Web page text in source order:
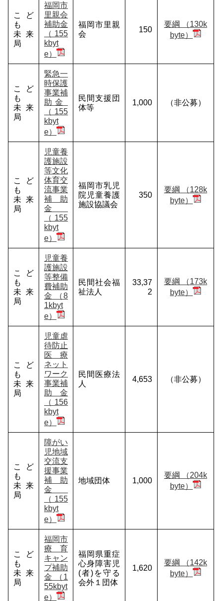
こど
も
未来
局
福岡市
里親会
補助金
（155
kbyt
e）
福岡市里親
会
150
要綱 （130k
byte）
こど
も
未来
局
緊急一
時保護
事業補
助金
（155
kbyt
e）
民間支援団
体等
1,000 （非公募）
こど
も
未来
局
児童養
護施設
等文化
体育交
流事業
補助
金
（155
kbyt
e）
福岡市乳児
院児童養護
施設協議会
350
要綱 （128k
byte）
こど
も
未来
局
児童養
護施設
等整備
費補助
金 （8
1kbyt
e）
民間社会福
祉法人
33,37
2
要綱 （173k
byte）
こど
も
未来
局
児童虐
待防止
医療
ネット
ワーク
事業補
助金
（156
kbyt
e）
民間医療法
人
4,653 （非公募）
こど
も
未来
局
障がい
児地域
交流支
援事業
補助
金
（155
kbyt
e）
地域団体 1,000
要綱 （204k
byte）
こど
も
未来
局
福岡市
療育
キャン
プ補助
金 （1
55kbyt
e）
福岡県重症
心身障害児
(者)を守る
会外１団体
1,620
要綱 （142k
byte）